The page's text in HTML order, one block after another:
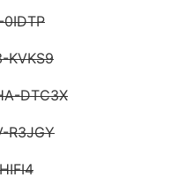
0IDTP
KVKS9
DTC3X
R3JGY